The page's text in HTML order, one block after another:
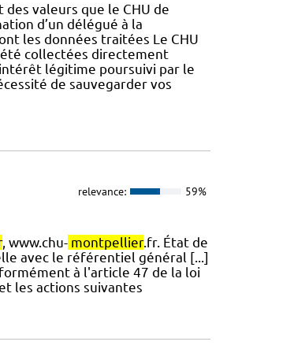
valeurs que le CHU de
d’un délégué à la
les données traitées Le CHU
collectées directement
intérêt légitime poursuivi par le
de sauvegarder vos
relevance: 59%
, www.chu- montpellier.fr. État de
avec le référentiel général [...]
à l'article 47 de la loi
les actions suivantes